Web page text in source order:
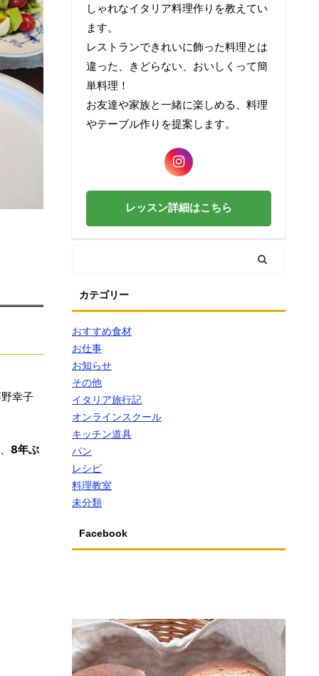
幸子
8年ぶ
しゃれなイタリア料理作りを教えてい
ます。
レストランできれいに飾った料理とは
違った、きどらない、おいしくって簡
単料理！
お友達や家族と一緒に楽しめる、料理
やテーブル作りを提案します。
レッスン詳細はこちら
カテゴリー
おすすめ食材
お仕事
お知らせ
その他
イタリア旅行記
オンラインスクール
キッチン道具
パン
レシピ
料理教室
未分類
Facebook